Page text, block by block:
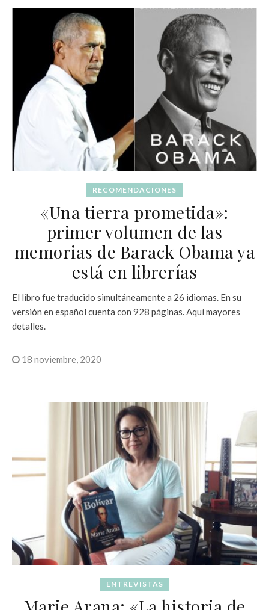
RECOMENDACIONES
«Una tierra prometida»:
primer volumen de las
memorias de Barack Obama ya
está en librerías
El libro fue traducido simultáneamente a 26 idiomas. En su
versión en español cuenta con 928 páginas. Aquí mayores
detalles.
18 noviembre, 2020
ENTREVISTAS